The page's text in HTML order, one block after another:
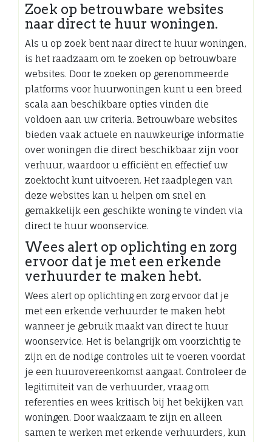
Zoek op betrouwbare websites
naar direct te huur woningen.
Als u op zoek bent naar direct te huur woningen,
is het raadzaam om te zoeken op betrouwbare
websites. Door te zoeken op gerenommeerde
platforms voor huurwoningen kunt u een breed
scala aan beschikbare opties vinden die
voldoen aan uw criteria. Betrouwbare websites
bieden vaak actuele en nauwkeurige informatie
over woningen die direct beschikbaar zijn voor
verhuur, waardoor u efficiënt en effectief uw
zoektocht kunt uitvoeren. Het raadplegen van
deze websites kan u helpen om snel en
gemakkelijk een geschikte woning te vinden via
direct te huur woonservice.
Wees alert op oplichting en zorg
ervoor dat je met een erkende
verhuurder te maken hebt.
Wees alert op oplichting en zorg ervoor dat je
met een erkende verhuurder te maken hebt
wanneer je gebruik maakt van direct te huur
woonservice. Het is belangrijk om voorzichtig te
zijn en de nodige controles uit te voeren voordat
je een huurovereenkomst aangaat. Controleer de
legitimiteit van de verhuurder, vraag om
referenties en wees kritisch bij het bekijken van
woningen. Door waakzaam te zijn en alleen
samen te werken met erkende verhuurders, kun